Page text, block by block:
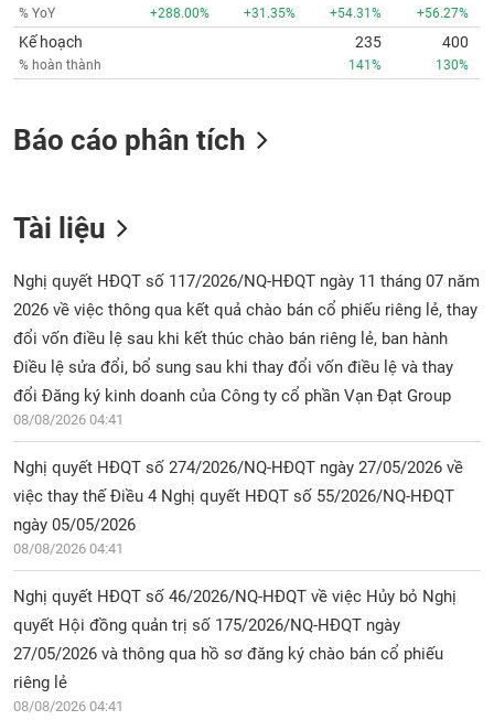
% YoY +288.00% +31.35% +54.31% +56.27%
Kế hoạch
% hoàn thành
235
141%
400
130%
Báo cáo phân tích
Tài liệu
Nghị quyết HĐQT số 117/2026/NQ-HĐQT ngày 11 tháng 07 năm
2026 về việc thông qua kết quả chào bán cổ phiếu riêng lẻ, thay
đổi vốn điều lệ sau khi kết thúc chào bán riêng lẻ, ban hành
Điều lệ sửa đổi, bổ sung sau khi thay đổi vốn điều lệ và thay
đổi Đăng ký kinh doanh của Công ty cổ phần Vạn Đạt Group
08/08/2026 04:41
Nghị quyết HĐQT số 274/2026/NQ-HĐQT ngày 27/05/2026 về
việc thay thế Điều 4 Nghị quyết HĐQT số 55/2026/NQ-HĐQT
ngày 05/05/2026
08/08/2026 04:41
Nghị quyết HĐQT số 46/2026/NQ-HĐQT về việc Hủy bỏ Nghị
quyết Hội đồng quản trị số 175/2026/NQ-HĐQT ngày
27/05/2026 và thông qua hồ sơ đăng ký chào bán cổ phiếu
riêng lẻ
08/08/2026 04:41
Thuật
ngữ
(-)
Dịch
tạo
Sách
Công
cụ
tư
Truyền